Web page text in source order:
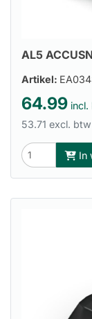
AL5
Artikel:
64.99
53.71 excl. btw
In